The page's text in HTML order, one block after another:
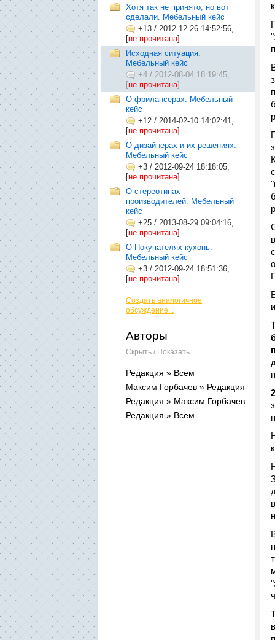
Хотя так не принято, но вот
сделали. Мебельный кейс
+13 / 2012-12-26 14:52:56,
[не прочитана]
Исходная ситуация.
Мебельный кейс
+4 / 2012-08-04 18:19:45,
[не прочитана]
О фрилансерах. Мебельный
кейс
+12 / 2014-02-10 14:02:41,
[не прочитана]
О дизайнерах и их решениях.
Мебельный кейс
+3 / 2012-09-24 18:18:05,
[не прочитана]
О стереотипах
производителей. Мебельный
кейс
+25 / 2013-08-29 09:04:16,
[не прочитана]
О Покупателях кухонь.
Мебельный кейс
+3 / 2012-09-24 18:51:36,
[не прочитана]
Создать аналогичное
обсуждение...
Авторы
Скрыть / Показать
Редакция » Всем
Максим Горбачев » Редакция
Редакция » Максим Горбачев
Редакция » Всем